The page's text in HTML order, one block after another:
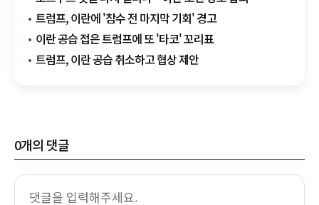
트럼프, 이란에 '참수 전 마지막 기회' 경고
이란 공습 접은 트럼프에 또 '타코' 꼬리표
트럼프, 이란 공습 취소하고 협상 제안
0개의 댓글